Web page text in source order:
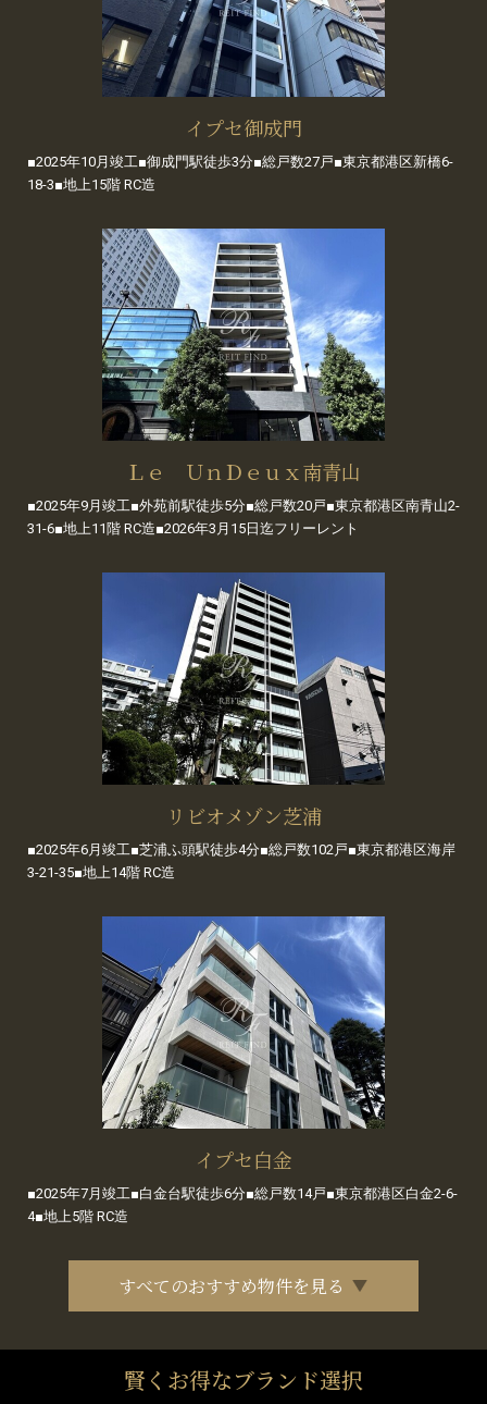
イプセ御成門
■2025年10月竣工■御成門駅徒歩3分■総戸数27戸■東京都港区新橋6-
18-3■地上15階 RC造
Ｌｅ ＵｎＤｅｕｘ南青山
■2025年9月竣工■外苑前駅徒歩5分■総戸数20戸■東京都港区南青山2-
31-6■地上11階 RC造■2026年3月15日迄フリーレント
リビオメゾン芝浦
■2025年6月竣工■芝浦ふ頭駅徒歩4分■総戸数102戸■東京都港区海岸
3-21-35■地上14階 RC造
イプセ白金
■2025年7月竣工■白金台駅徒歩6分■総戸数14戸■東京都港区白金2-6-
4■地上5階 RC造
すべてのおすすめ物件を見る
賢くお得なブランド選択